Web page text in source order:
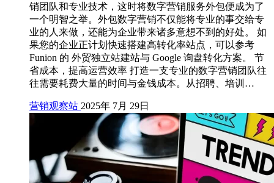
销团队和专业技术，这时将数字营销服务外包便成为了
一个明智之举。外包数字营销不仅能将专业的事交给专
业的人来做，还能为企业带来诸多意想不到的好处。 如
果您的企业正计划快速搭建高转化率站点，可以参考
Funion 的 外贸独立站建站与 Google 询盘转化方案。 节
省成本，提高运营效率 打造一支专业的数字营销团队往
往需要耗费大量的时间与金钱成本。从招聘、培训…
营销观察站 2025年 7月 29日